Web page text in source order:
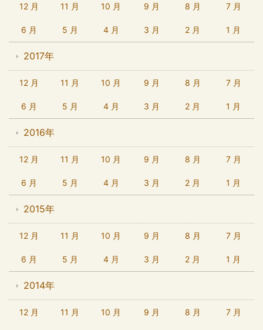
12 月 11 月 10 月 9 月 8 月 7 月
6 月 5 月 4 月 3 月 2 月 1 月
2017年
12 月 11 月 10 月 9 月 8 月 7 月
6 月 5 月 4 月 3 月 2 月 1 月
2016年
12 月 11 月 10 月 9 月 8 月 7 月
6 月 5 月 4 月 3 月 2 月 1 月
2015年
12 月 11 月 10 月 9 月 8 月 7 月
6 月 5 月 4 月 3 月 2 月 1 月
2014年
12 月 11 月 10 月 9 月 8 月 7 月